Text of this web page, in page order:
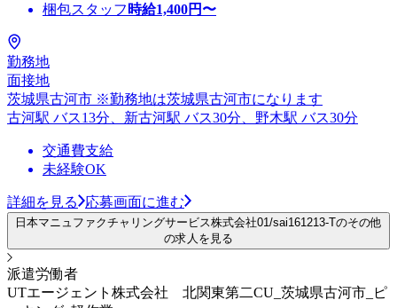
梱包スタッフ 時給1,400円〜
勤務地
面接地
茨城県古河市 ※勤務地は茨城県古河市になります
古河駅 バス13分、新古河駅 バス30分、野木駅 バス30分
交通費支給
未経験OK
詳細を見る 応募画面に進む
日本マニュファクチャリングサービス株式会社01/sai161213-Tのその他
の求人を見る
派遣労働者
UTエージェント株式会社 北関東第二CU_茨城県古河市_ピ